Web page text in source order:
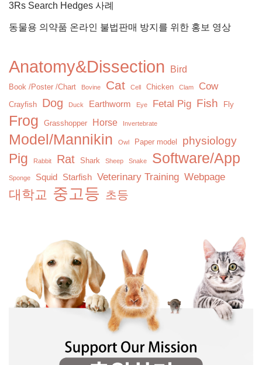
3Rs Search Hedges 사례
동물용 의약품 온라인 불법판매 방지를 위한 홍보 영상
Anatomy&Dissection Bird
Book /Poster /Chart Bovine Cat Cell Chicken Clam Cow
Crayfish Dog Duck Earthworm Eye Fetal Pig Fish Fly
Frog Grasshopper Horse Invertebrate
Model/Mannikin Owl Paper model physiology
Pig Rabbit Rat Shark Sheep Snake Software/App
Sponge Squid Starfish Veterinary Training Webpage
대학교 중고등 초등